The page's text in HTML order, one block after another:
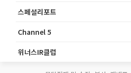
스페셜리포트
Channel 5
위너스IR클럽